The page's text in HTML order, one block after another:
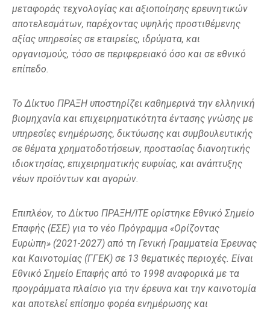
μεταφοράς τεχνολογίας και αξιοποίησης ερευνητικών
αποτελεσμάτων, παρέχοντας υψηλής προστιθέμενης
αξίας υπηρεσίες σε εταιρείες, ιδρύματα, και
οργανισμούς, τόσο σε περιφερειακό όσο και σε εθνικό
επίπεδο.
Το Δίκτυο ΠΡΑΞΗ υποστηρίζει καθημερινά την ελληνική
βιομηχανία και επιχειρηματικότητα έντασης γνώσης με
υπηρεσίες ενημέρωσης, δικτύωσης και συμβουλευτικής
σε θέματα χρηματοδοτήσεων, προστασίας διανοητικής
ιδιοκτησίας, επιχειρηματικής ευφυίας, και ανάπτυξης
νέων προϊόντων και αγορών.
Επιπλέον, το Δίκτυο ΠΡΑΞΗ/ΙΤΕ ορίστηκε Εθνικό Σημείο
Επαφής (ΕΣΕ) για το νέο Πρόγραμμα «Ορίζοντας
Ευρώπη» (2021-2027) από τη Γενική Γραμματεία Έρευνας
και Καινοτομίας (ΓΓΕΚ) σε 13 θεματικές περιοχές. Είναι
Εθνικό Σημείο Επαφής από το 1998 αναφορικά με τα
προγράμματα πλαίσιο για την έρευνα και την καινοτομία
και αποτελεί επίσημο φορέα ενημέρωσης και